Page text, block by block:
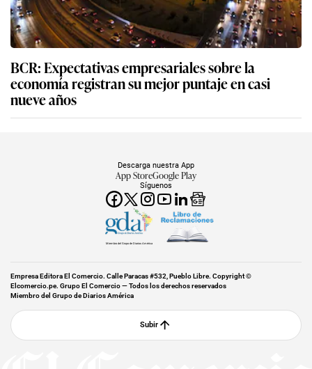
BCR: Expectativas empresariales sobre la
economía registran su mejor puntaje en casi
nueve años
Síguenos
Descarga nuestra App
App StoreGoogle Play
Miembro del Grupo de Diarios América
Empresa Editora El Comercio. Calle Paracas #532, Pueblo Libre. Copyright ©
Elcomercio.pe. Grupo El Comercio — Todos los derechos reservados
Miembro del Grupo de Diarios América
Subir